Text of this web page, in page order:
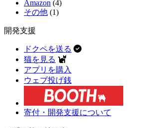
Amazon (4)
その他 (1)
開発支援
ドクペを送る
猫を見る
アプリを購入
ウェブ投げ銭
寄付・開発支援について